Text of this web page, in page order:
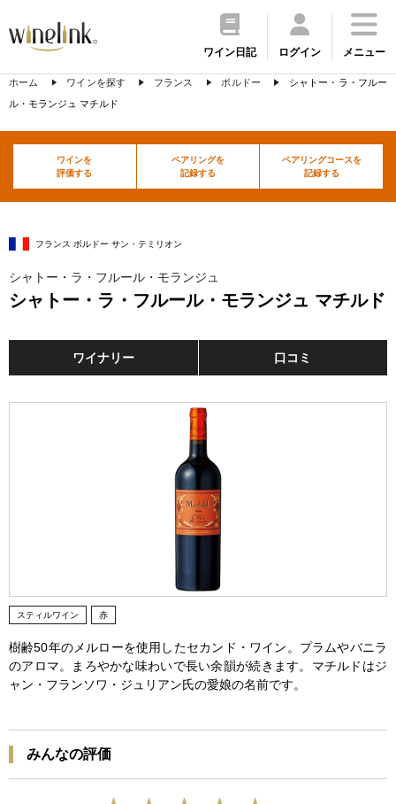
ワイン日記 ログイン メニュー
ホーム ワインを探す フランス ボルドー
シャトー・ラ・フルー
ル・モランジュ マチルド
ワインを
評価する
ペアリングを
記録する
ペアリングコースを
記録する
フランス ボルドー サン・テミリオン
シャトー・ラ・フルール・モランジュ
シャトー・ラ・フルール・モランジュ マチルド
ワイナリー 口コミ
スティルワイン 赤
樹齢50年のメルローを使用したセカンド・ワイン。プラムやバニラ
のアロマ。まろやかな味わいで長い余韻が続きます。マチルドはジ
ャン・フランソワ・ジュリアン氏の愛娘の名前です。
みんなの評価